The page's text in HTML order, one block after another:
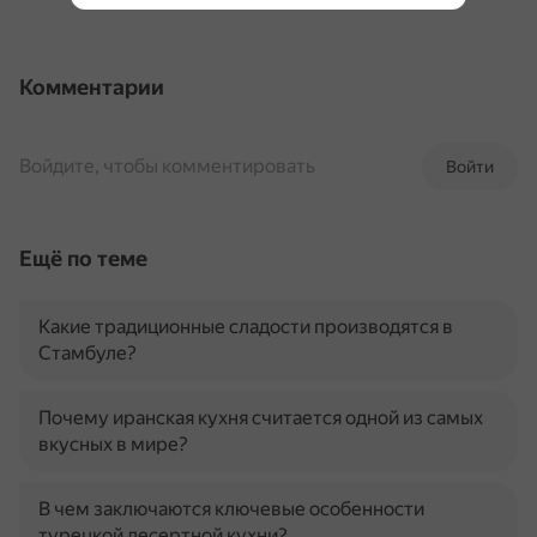
Комментарии
Войти
Войдите, чтобы комментировать
Ещё по теме
Какие традиционные сладости производятся в
Стамбуле?
Почему иранская кухня считается одной из самых
вкусных в мире?
В чем заключаются ключевые особенности